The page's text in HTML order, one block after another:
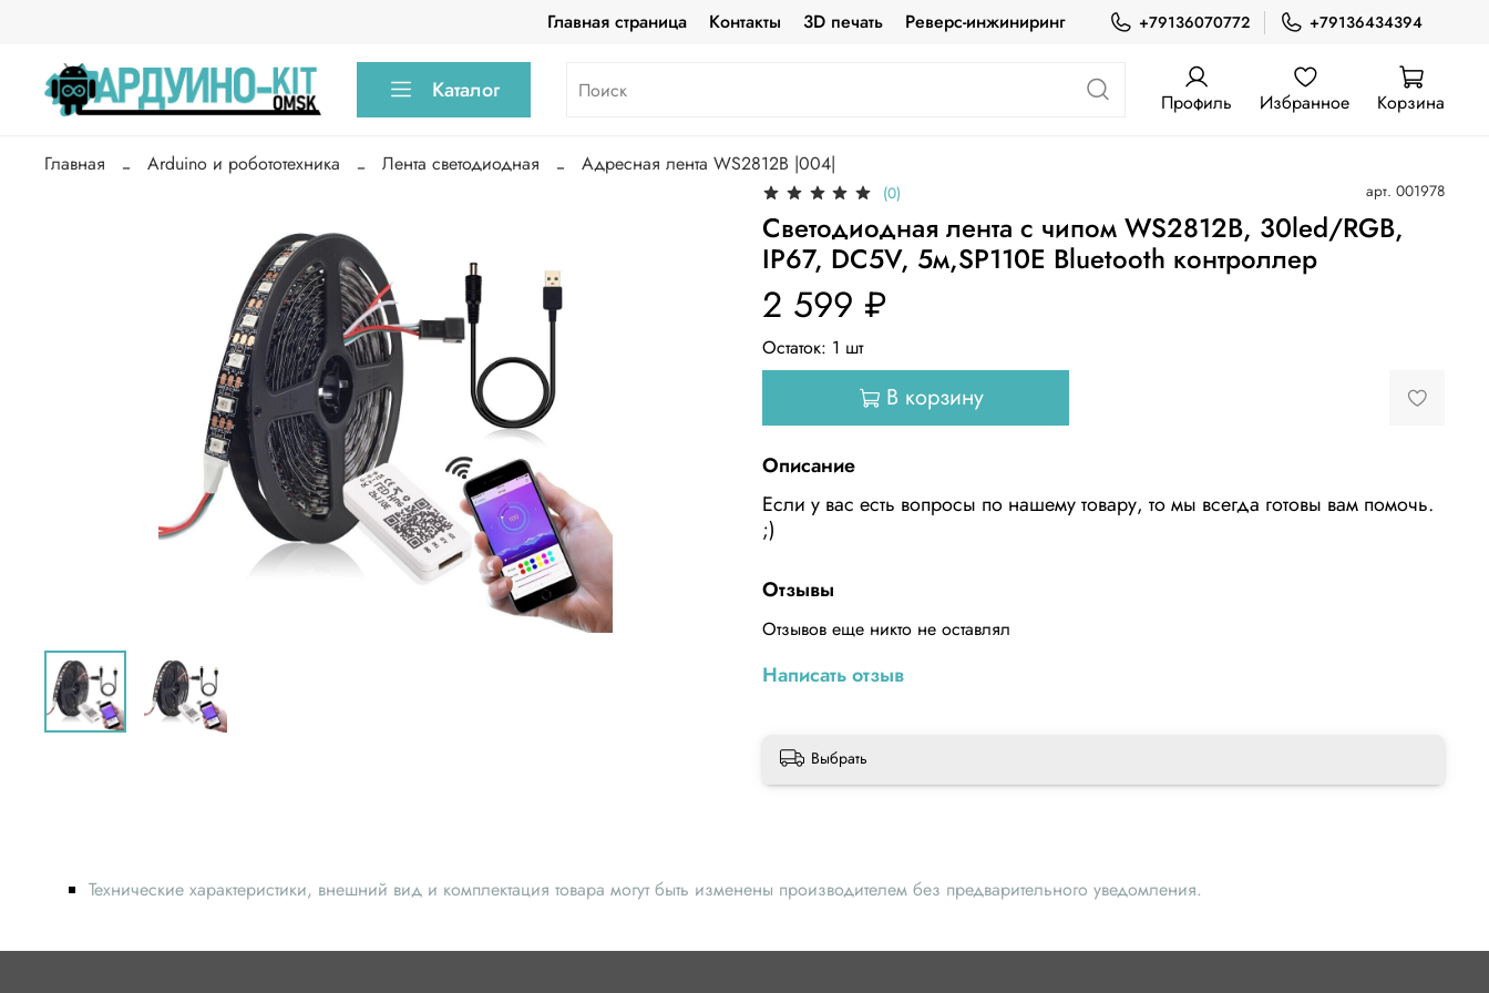
Главная страница Контакты 3D печать Реверс-инжиниринг +79136070772 +79136434394
Каталог Профиль Избранное Корзина
Главная Arduino и робототехника Лента светодиодная Адресная лента WS2812B |004|
(0) арт. 001978
Светодиодная лента с чипом WS2812B, 30led/RGB,
IP67, DC5V, 5м,SP110E Bluetooth контроллер
2 599 ₽
Остаток: 1 шт
В корзину
Описание
Если у вас есть вопросы по нашему товару, то мы всегда готовы вам помочь.
;)
Отзывы
Отзывов еще никто не оставлял
Написать отзыв
Выбрать
Технические характеристики, внешний вид и комплектация товара могут быть изменены производителем без предварительного уведомления.